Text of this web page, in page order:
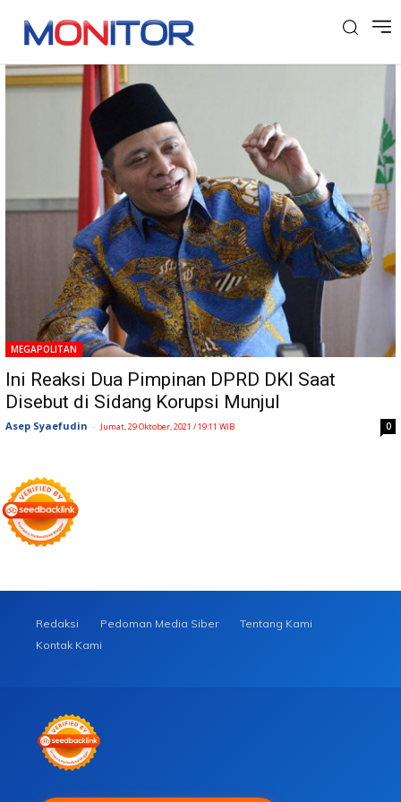
Tag: Korupsi Lahan Munjul
MEGAPOLITAN
Ini Reaksi Dua Pimpinan DPRD DKI Saat
Disebut di Sidang Korupsi Munjul
Asep Syaefudin - Jumat, 29 Oktober, 2021 / 19:11 WIB 0
Redaksi Pedoman Media Siber
Tentang Kami
Kontak Kami